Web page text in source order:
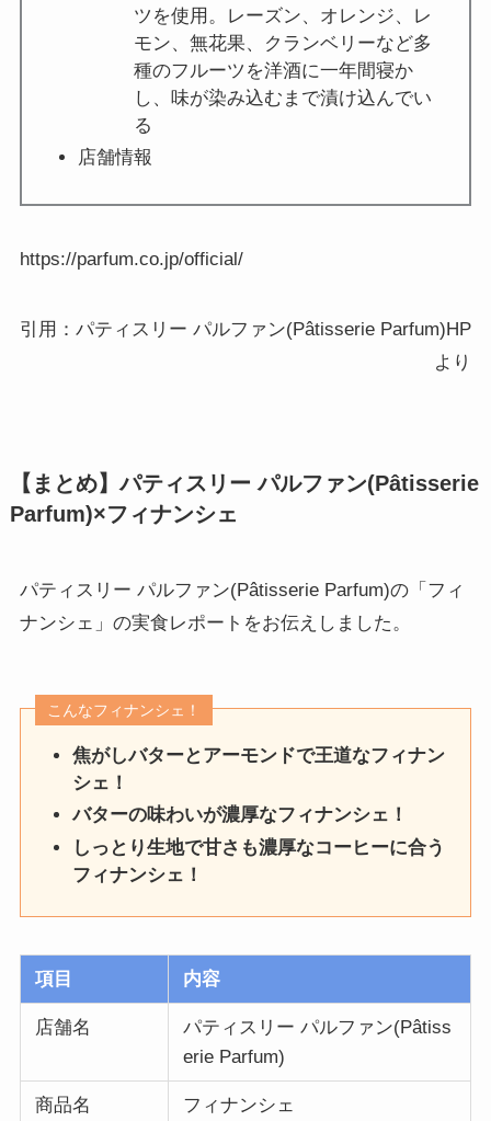
ツを使用。レーズン、オレンジ、レ
モン、無花果、クランベリーなど多
種のフルーツを洋酒に一年間寝か
し、味が染み込むまで漬け込んでい
る
店舗情報
https://parfum.co.jp/official/
引用：パティスリー パルファン(Pâtisserie Parfum)HP
より
【まとめ】パティスリー パルファン(Pâtisserie
Parfum)×フィナンシェ
パティスリー パルファン(Pâtisserie Parfum)の「フィ
ナンシェ」の実食レポートをお伝えしました。
こんなフィナンシェ！
焦がしバターとアーモンドで王道なフィナン
シェ！
バターの味わいが濃厚なフィナンシェ！
しっとり生地で甘さも濃厚なコーヒーに合う
フィナンシェ！
項目 内容
店舗名
パティスリー パルファン(Pâtiss
erie Parfum)
商品名 フィナンシェ